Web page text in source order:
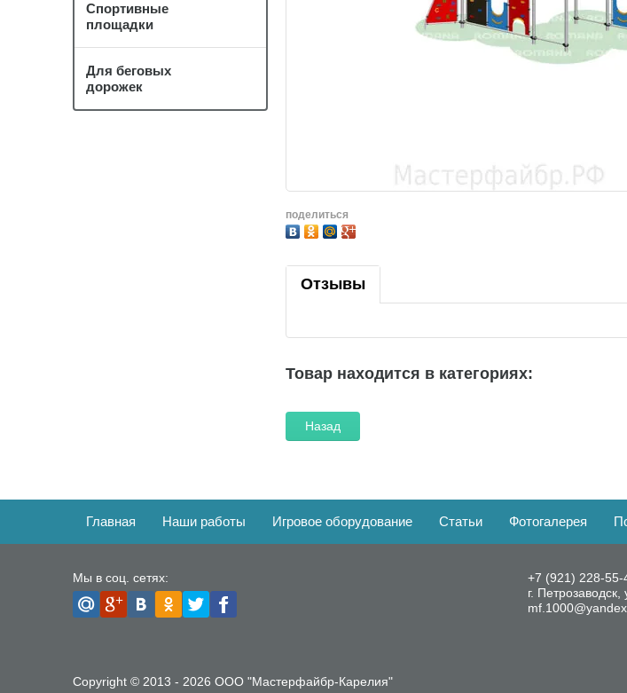
поделиться
Отзывы
Товар находится в категориях:
Назад
Спортивные
площадки
Для беговых
дорожек
Главная Наши работы Игровое оборудование Статьи Фотогалерея
+7 (921) 228-55-
г.
Мы в соц. сетях:
Copyright © 2013 - 2026 ООО "Мастерфайбр-Карелия"